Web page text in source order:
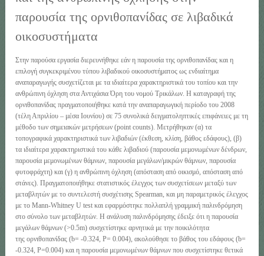
παρουσία της ορνιθοπανίδας σε λιβαδικά
οικοσυστήματα
Στην παρούσα εργασία διερευνήθηκε εάν η παρουσία της ορνιθοπανίδας και η
επιλογή συγκεκριμένου τύπου λιβαδικού οικοσυστήματος ως ενδιαίτημα
αναπαραγωγής συσχετίζεται με τα ιδιαίτερα χαρακτηριστικά του τοπίου και την
ανθρώπινη όχληση στα Αντιχάσια Όρη του νομού Τρικάλων. Η καταγραφή της
ορνιθοπανίδας πραγματοποιήθηκε κατά την αναπαραγωγική περίοδο του 2008
(τέλη Απριλίου – μέσα Ιουνίου) σε 75 συνολικά δειγματοληπτικές επιφάνειες με τη
μέθοδο των σημειακών μετρήσεων (point counts). Μετρήθηκαν (α) τα
τοπογραφικά χαρακτηριστικά των λιβαδιών (έκθεση, κλίση, βάθος εδάφους), (β)
τα ιδιαίτερα χαρακτηριστικά του κάθε λιβαδιού (παρουσία μεμονωμένων δένδρων,
παρουσία μεμονωμένων θάμνων, παρουσία μεγάλων/μικρών θάμνων, παρουσία
φυτοφράχτη) και (γ) η ανθρώπινη όχληση (απόσταση από οικισμό, απόσταση από
στάνες). Πραγματοποιήθηκε στατιστικός έλεγχος των συσχετίσεων μεταξύ των
μεταβλητών με το συντελεστή συσχέτισης Spearman, και μη παραμετρικός έλεγχος
με το Mann-Whitney U test και εφαρμόστηκε πολλαπλή γραμμική παλινδρόμηση
στο σύνολο των μεταβλητών. Η ανάλυση παλινδρόμησης έδειξε ότι η παρουσία
μεγάλων θάμνων (>0.5m) συσχετίστηκε αρνητικά με την ποικιλότητα
της ορνιθοπανίδας (b= -0.324, P= 0.004), ακολούθησε το βάθος του εδάφους (b=
-0.324, P=0.004) και η παρουσία μεμονωμένων θάμνων που συσχετίστηκε θετικά